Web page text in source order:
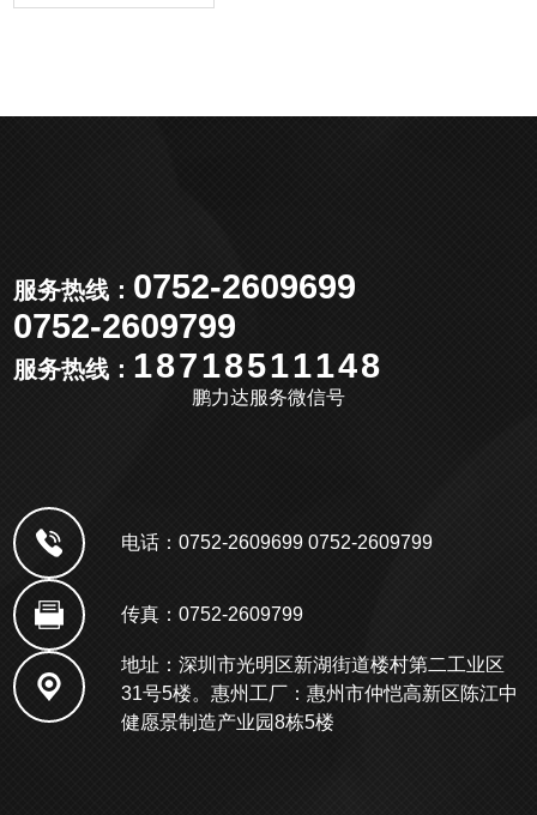
服务热线： 0752-2609699
0752-2609799
服务热线： 18718511148
鹏力达服务微信号
电话：0752-2609699 0752-2609799
传真：0752-2609799
地址：深圳市光明区新湖街道楼村第二工业区
31号5楼。惠州工厂：惠州市仲恺高新区陈江中
健愿景制造产业园8栋5楼